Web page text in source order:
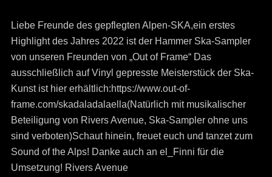
Liebe Freunde des gepflegten Alpen-SKA,ein erstes
Highlight des Jahres 2022 ist der Hammer Ska-Sampler
von unseren Freunden von „Out of Frame“ Das
ausschließlich auf Vinyl gepresste Meisterstück der Ska-
Kunst ist hier erhältlich:https://www.out-of-
frame.com/skadaladalaella(Natürlich mit musikalischer
Beteiligung von Rivers Avenue, Ska-Sampler ohne uns
sind verboten)Schaut hinein, freuet euch und tanzet zum
Sound of the Alps! Danke auch an el_Finni für die
Umsetzung! Rivers Avenue